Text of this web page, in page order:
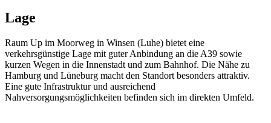
Lage
Raum Up im Moorweg in Winsen (Luhe) bietet eine
verkehrsgünstige Lage mit guter Anbindung an die A39 sowie
kurzen Wegen in die Innenstadt und zum Bahnhof. Die Nähe zu
Hamburg und Lüneburg macht den Standort besonders attraktiv.
Eine gute Infrastruktur und ausreichend
Nahversorgungsmöglichkeiten befinden sich im direkten Umfeld.